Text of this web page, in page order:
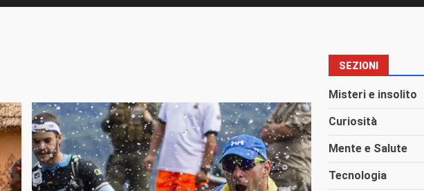
SEZIONI
Misteri e insolito
Curiosità
Mente e Salute
Tecnologia